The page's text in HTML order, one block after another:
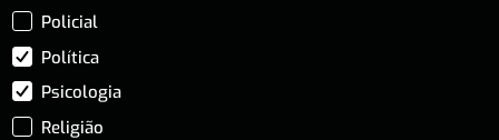
Policial
Política
Psicologia
Religião